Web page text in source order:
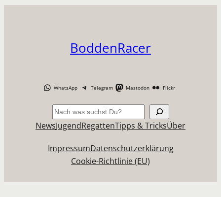
BoddenRacer
WhatsApp Telegram Mastodon Flickr
Suchen
NewsJugendRegattenTipps & TricksÜber
ImpressumDatenschutzerklärung
Cookie-Richtlinie (EU)